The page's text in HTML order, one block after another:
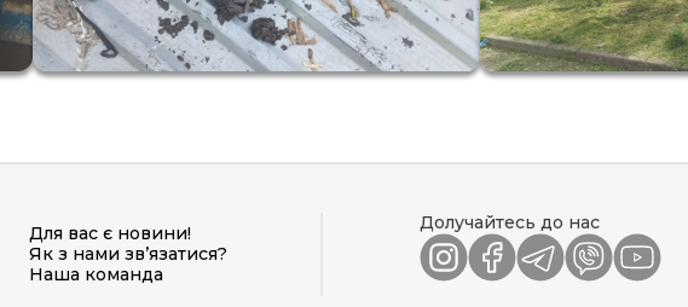
Для вас є новини!
Як з нами зв’язатися?
Наша команда
Долучайтесь до нас